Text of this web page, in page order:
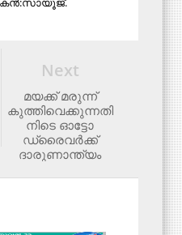
Next
മയക്ക് മരുന്ന്
കുത്തിവെക്കുന്നതി
നിടെ ഓട്ടോ
ഡ്രൈവര്‍ക്ക്
ദാരുണാന്ത്യം